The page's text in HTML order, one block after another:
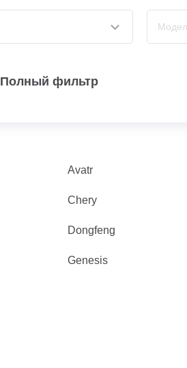
Полный фильтр
Avatr
Chery
Dongfeng
Genesis